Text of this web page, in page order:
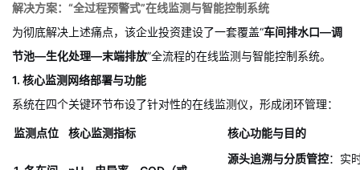
统多次被“冲垮”，出水超标风险高，且难以满足长春市对重点排污单
位在线数据“ 实时、真实、准确”的联网监管要求。
解决方案：“全过程预警式”在线监测与智能控制系统
为彻底解决上述痛点，该企业投资建设了一套覆盖“
节池—生化处理—末端排放”全流程的在线监测与智能控制系统。
1. 核心监测网络部署与功能
系统在四个关键环节布设了针对性的在线监测仪，形成闭环管理：